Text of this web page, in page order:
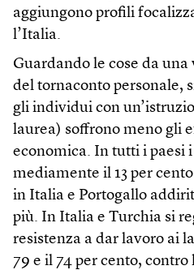
aggiungono profili
l’Italia.
Guardando le cose da
del tornaconto personale,
gli individui con
laurea) soffrono meno gli
economica. In tutti i paesi
mediamente il 13 per
in Italia e Portogallo
più. In Italia e Turchia si
resistenza a dar lavoro ai
79 e il 74 per cento,